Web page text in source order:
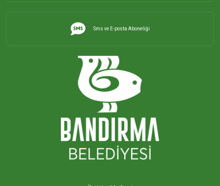
Sms ve E-posta Aboneliği